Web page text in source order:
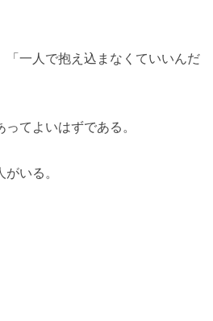
「一人で抱え込まなくていいんだ
てよいはずである。
いる。